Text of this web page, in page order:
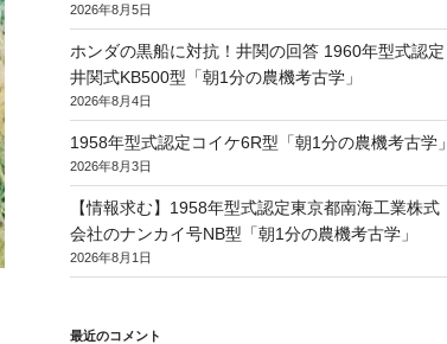
2026年8月5日
ホンダの黒船に対抗！井関の回答 1960年型式認定
井関式KB500型「朝1分の農機考古学」
2026年8月4日
1958年型式認定コイケ6R型「朝1分の農機考古学」
2026年8月3日
【情報求む】1958年型式認定東京都南海工業株式
会社のナンカイ号NB型「朝1分の農機考古学」
2026年8月1日
最近のコメント